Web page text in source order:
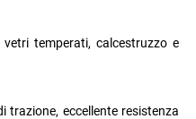
temperati, calcestruzzo e
trazione, eccellente resistenza